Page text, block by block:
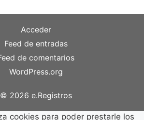
Acceder
Feed de entradas
de comentarios
WordPress.org
© 2026 e.Registros
cookies para poder prestarle los